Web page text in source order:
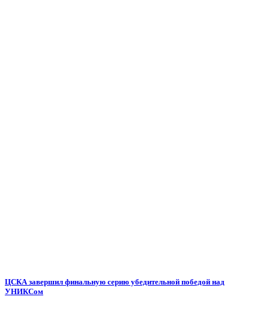
ЦСКА завершил финальную серию убедительной победой над
УНИКСом